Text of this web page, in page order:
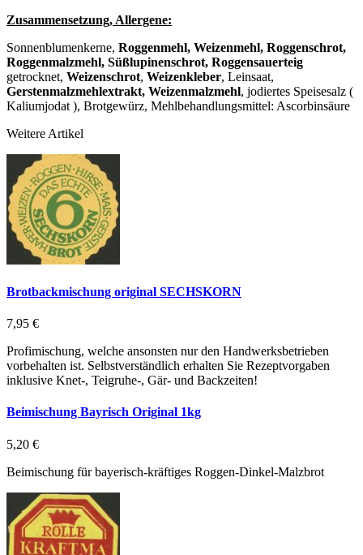
Zusammensetzung, Allergene:
Sonnenblumenkerne, Roggenmehl, Weizenmehl, Roggenschrot,
Roggenmalzmehl, Süßlupinenschrot, Roggensauerteig
getrocknet, Weizenschrot, Weizenkleber, Leinsaat,
Gerstenmalzmehlextrakt, Weizenmalzmehl, jodiertes Speisesalz (
Kaliumjodat ), Brotgewürz, Mehlbehandlungsmittel: Ascorbinsäure
Weitere Artikel
Brotbackmischung original SECHSKORN
7,95 €
Profimischung, welche ansonsten nur den Handwerksbetrieben
vorbehalten ist. Selbstverständlich erhalten Sie Rezeptvorgaben
inklusive Knet-, Teigruhe-, Gär- und Backzeiten!
Beimischung Bayrisch Original 1kg
5,20 €
Beimischung für bayerisch-kräftiges Roggen-Dinkel-Malzbrot